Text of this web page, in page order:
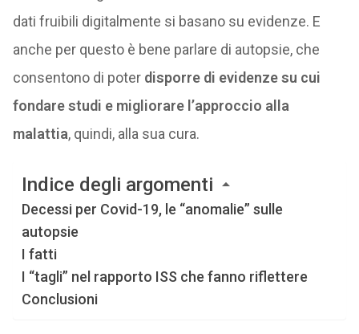
dati fruibili digitalmente si basano su evidenze. E
anche per questo è bene parlare di autopsie, che
consentono di poter disporre di evidenze su cui
fondare studi e migliorare l’approccio alla
malattia, quindi, alla sua cura.
Indice degli argomenti
Decessi per Covid-19, le “anomalie” sulle
autopsie
I fatti
I “tagli” nel rapporto ISS che fanno riflettere
Conclusioni